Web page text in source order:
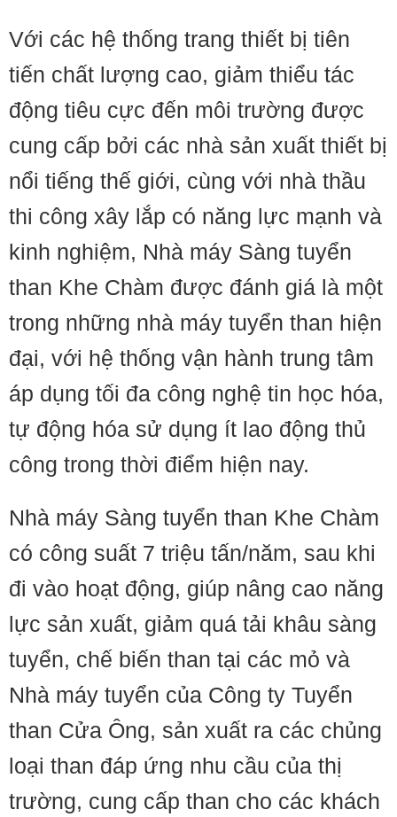
Với các hệ thống trang thiết bị tiên
tiến chất lượng cao, giảm thiểu tác
động tiêu cực đến môi trường được
cung cấp bởi các nhà sản xuất thiết bị
nổi tiếng thế giới, cùng với nhà thầu
thi công xây lắp có năng lực mạnh và
kinh nghiệm, Nhà máy Sàng tuyển
than Khe Chàm được đánh giá là một
trong những nhà máy tuyển than hiện
đại, với hệ thống vận hành trung tâm
áp dụng tối đa công nghệ tin học hóa,
tự động hóa sử dụng ít lao động thủ
công trong thời điểm hiện nay.
Nhà máy Sàng tuyển than Khe Chàm
có công suất 7 triệu tấn/năm, sau khi
đi vào hoạt động, giúp nâng cao năng
lực sản xuất, giảm quá tải khâu sàng
tuyển, chế biến than tại các mỏ và
Nhà máy tuyển của Công ty Tuyển
than Cửa Ông, sản xuất ra các chủng
loại than đáp ứng nhu cầu của thị
trường, cung cấp than cho các khách